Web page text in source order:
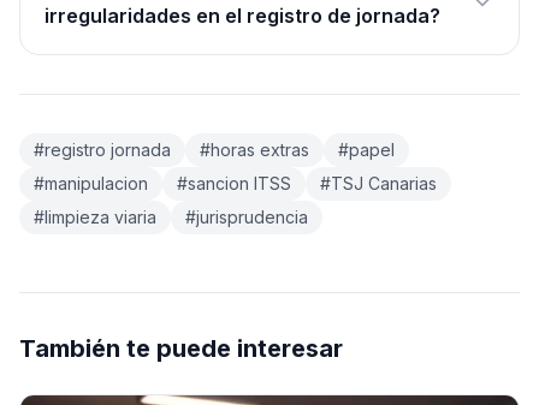
irregularidades en el registro de jornada?
#registro jornada #horas extras
#papel
#manipulacion
#sancion ITSS
#TSJ Canarias
#limpieza viaria
#jurisprudencia
También te puede interesar